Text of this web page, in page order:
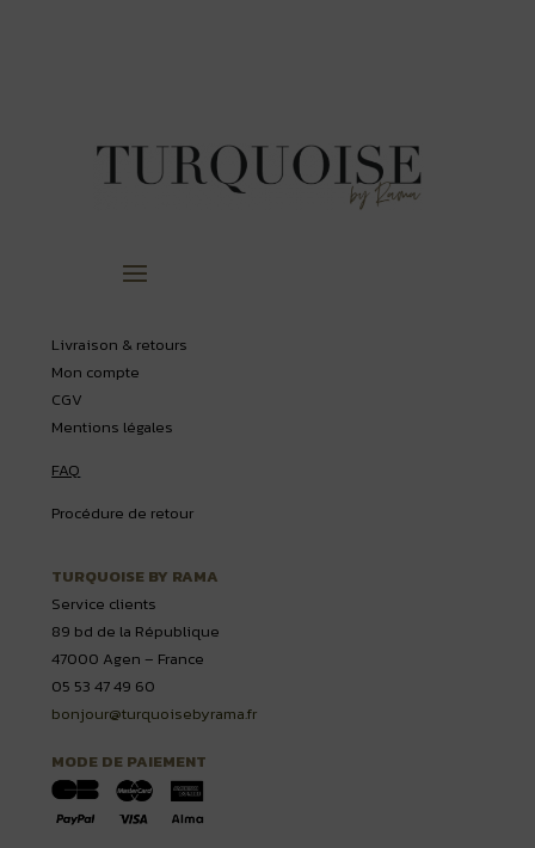
Livraison & retours
Mon compte
CGV
Mentions légales
FAQ
Procédure de retour
TURQUOISE BY RAMA
Service clients
89 bd de la République
47000 Agen – France
05 53 47 49 60
bonjour@turquoisebyrama.fr
MODE DE PAIEMENT